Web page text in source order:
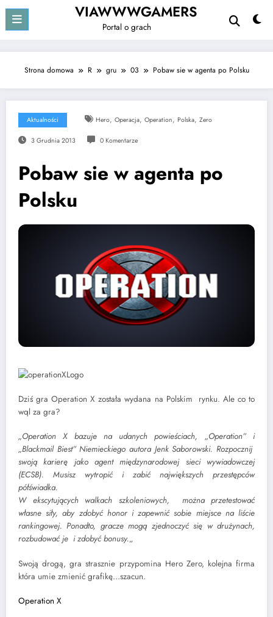
treści
VIAWWWGAMERS
Portal o grach
Strona domowa R gru 03 Pobaw sie w agenta po Polsku
Aktualności Hero, Operacja, Operation, Polska, Zero
3 Grudnia 2013 0 Komentarze
Pobaw sie w agenta po
Polsku
Dziś gra Operation X została wydana na Polskim rynku. Ale co to
wql za gra?
„Operation X bazuje na udanych powieściach, „Operation” i
„Blackmail Biest” Niemieckiego autora Jenk Saborowski. Rozpocznij
swoją karierę jako agent międzynarodowej sieci wywiadowczej
(ECSB). Musisz wytropić i zabić największych przestępców
półświadka.
W ekscytujących walkach szkoleniowych, można przetestować
własne siły, aby zdobyć honor i zapewnić sobie miejsce na liście
rankingowej. Ponadto, gracze mogą zjednoczyć się w drużynach,
rozbudować je i zdobyć bonusy.„
Swoją drogą, gra strasznie przypomina Hero Zero, kolejna firma
która umie zmienić grafikę…szacun.
Operation X